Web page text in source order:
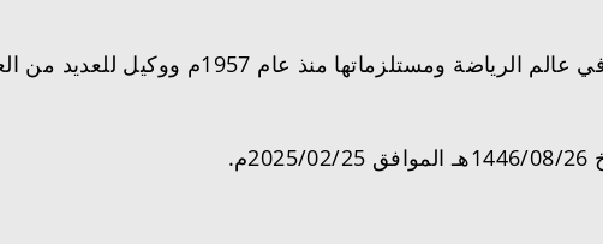
عام 1957م ووكيل للعديد من العلامات التجارية العالمية.